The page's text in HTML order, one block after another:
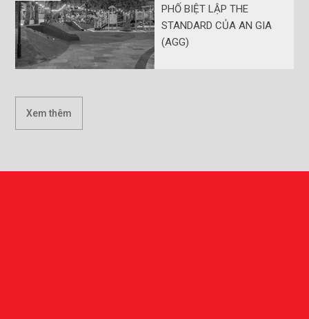
PHỐ BIỆT LẬP THE
STANDARD CỦA AN GIA
(AGG)
Xem thêm